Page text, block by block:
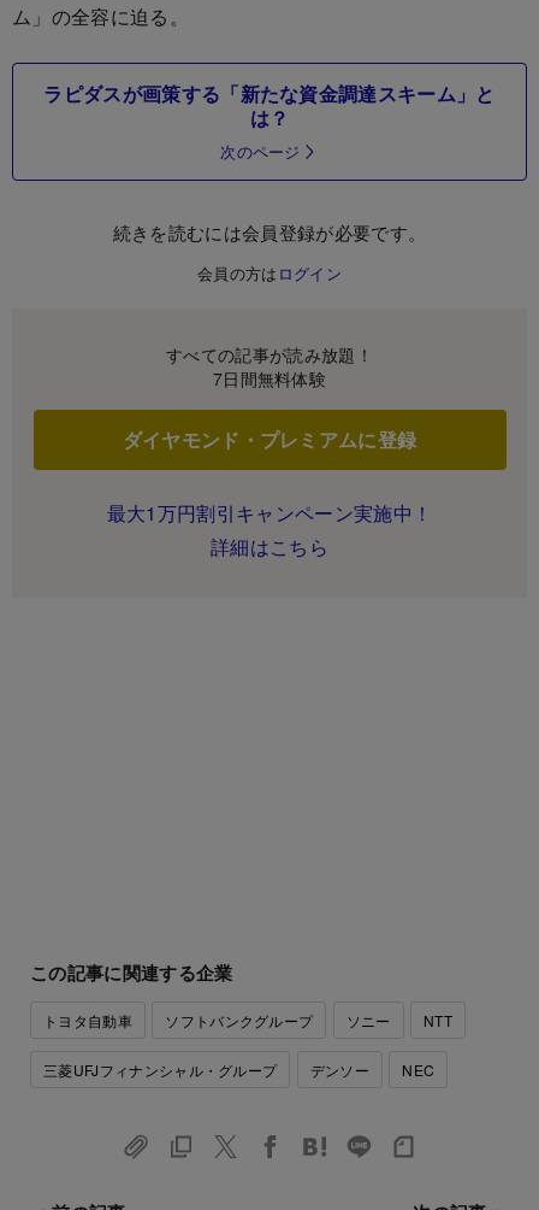
ム」の全容に迫る。
ラピダスが画策する「新たな資金調達スキーム」と
は？
次のページ
続きを読むには会員登録が必要です。
会員の方は ログイン
すべての記事が読み放題！
7日間無料体験
ダイヤモンド・プレミアムに登録
最大1万円割引キャンペーン実施中！
詳細はこちら
この記事に関連する企業
トヨタ自動車 ソフトバンクグループ ソニー NTT
三菱UFJフィナンシャル・グループ デンソー NEC